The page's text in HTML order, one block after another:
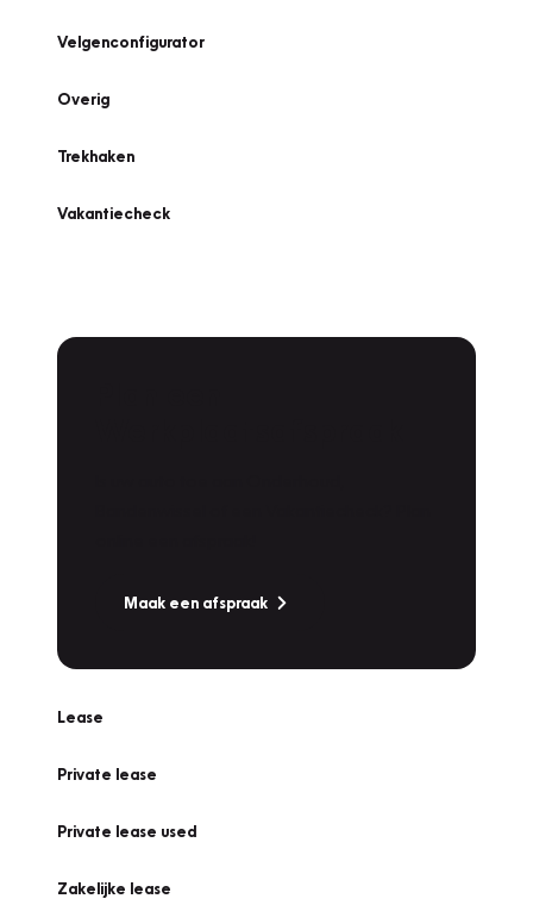
Velgenconfigurator
Overig
Trekhaken
Vakantiecheck
Maak een afspraak
Lease
Private lease
Private lease used
Zakelijke lease